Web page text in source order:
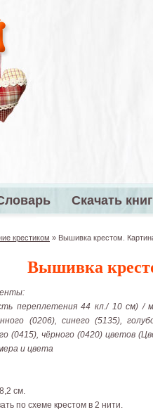
меню Скачать
крестиком » Вышивка крестом.
Вышивка
переплетения 44 кл./ 10 см) /
(0206), синего (5135),
(0415), чёрного (0420) цветов
и цвета
см.
по схеме крестом в 2 нити.